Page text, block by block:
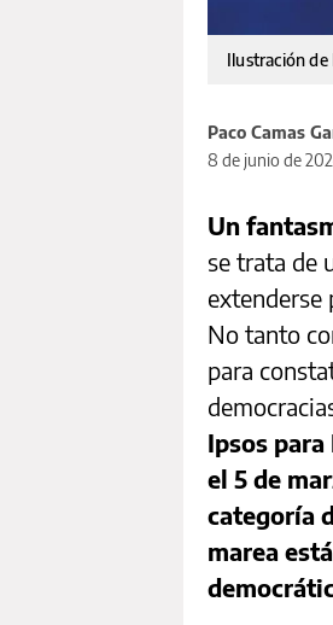
Ilustración de
Paco Camas
8 de junio de
Un
se trata de
extenderse
No tanto
para
Ipsos
el 5 de
categoría
marea